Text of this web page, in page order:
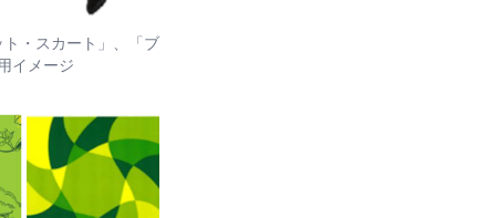
・スカート」、「ブ
イメージ